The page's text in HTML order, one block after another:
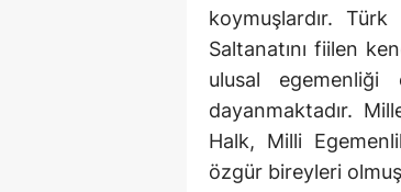
koymuşlardır.
Saltanatını fiilen
ulusal egemenliği
dayanmaktadır.
Halk, Milli
özgür bireyleri